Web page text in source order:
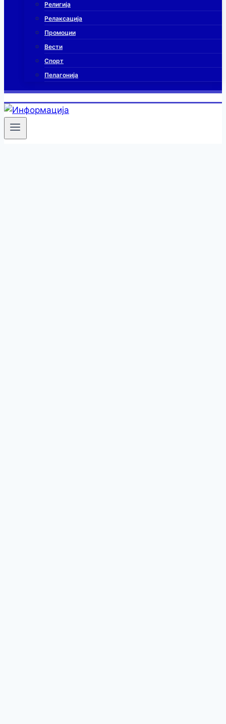
Религија
Релаксација
Промоции
Вести
Спорт
Пелагонија